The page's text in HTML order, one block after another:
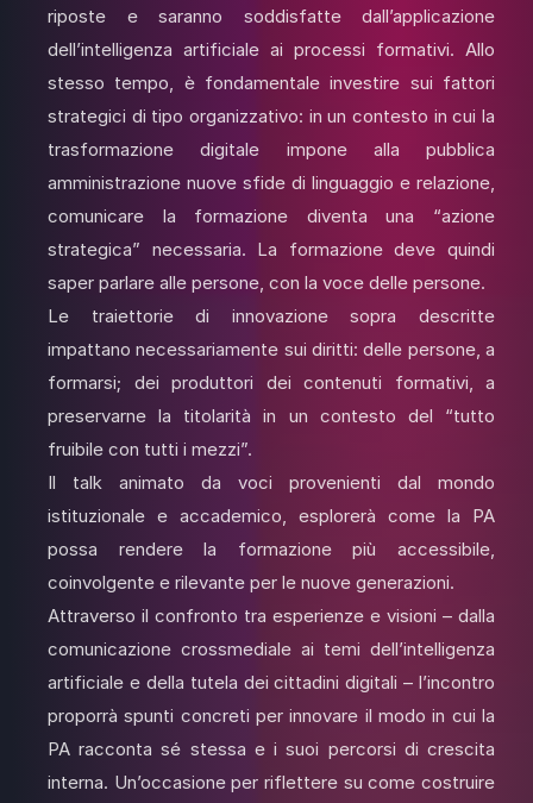
riposte e saranno soddisfatte dall’applicazione
dell’intelligenza artificiale ai processi formativi. Allo
stesso tempo, è fondamentale investire sui fattori
strategici di tipo organizzativo: in un contesto in cui la
trasformazione digitale impone alla pubblica
amministrazione nuove sfide di linguaggio e relazione,
comunicare la formazione diventa una “azione
strategica” necessaria. La formazione deve quindi
saper parlare alle persone, con la voce delle persone.
Le traiettorie di innovazione sopra descritte
impattano necessariamente sui diritti: delle persone, a
formarsi; dei produttori dei contenuti formativi, a
preservarne la titolarità in un contesto del “tutto
fruibile con tutti i mezzi”.
Il talk animato da voci provenienti dal mondo
istituzionale e accademico, esplorerà come la PA
possa rendere la formazione più accessibile,
coinvolgente e rilevante per le nuove generazioni.
Attraverso il confronto tra esperienze e visioni – dalla
comunicazione crossmediale ai temi dell’intelligenza
artificiale e della tutela dei cittadini digitali – l’incontro
proporrà spunti concreti per innovare il modo in cui la
PA racconta sé stessa e i suoi percorsi di crescita
interna. Un’occasione per riflettere su come costruire